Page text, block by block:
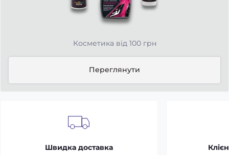
Косметика від 100 грн
Переглянути
Швидка доставка